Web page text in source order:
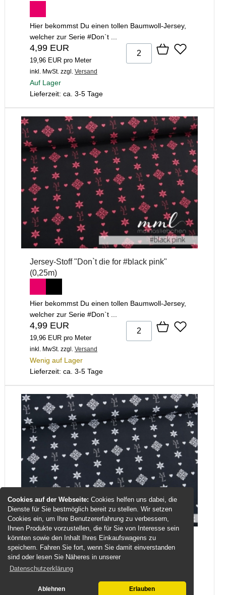
Cookies auf der Webseite:Cookies helfen uns dabei, die
Dienste für Sie bestmöglich bereit zu stellen. Wir setzen
Cookies ein, um Ihre Benutzererfahrung zu verbessern,
Ihnen Produkte vorzustellen, die für Sie von Interesse sein
könnten sowie den Inhalt Ihres Einkaufswagens zu
speichern. Fahren Sie fort, wenn Sie damit einverstanden
sind oder lesen Sie Näheres in unserer
Datenschutzerklärung
Ablehnen Erlauben
Hier bekommst Du einen tollen Baumwoll-Jersey,
welcher zur Serie #Don`t ...
4,99 EUR
19,96 EUR pro Meter
inkl. MwSt. zzgl. Versand
Auf Lager
Lieferzeit: ca. 3-5 Tage
Jersey-Stoff "Don`t die for #black pink"
(0,25m)
Hier bekommst Du einen tollen Baumwoll-Jersey,
welcher zur Serie #Don`t ...
4,99 EUR
19,96 EUR pro Meter
inkl. MwSt. zzgl. Versand
Wenig auf Lager
Lieferzeit: ca. 3-5 Tage
Jersey-Stoff "Don`t die for #night white"
(0,25m)
Hier bekommst Du einen tollen Baumwoll-Jersey,
welcher zur Serie #Don`t ...